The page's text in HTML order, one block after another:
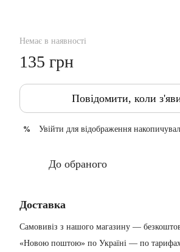
Немає в наявності
135 грн
Повідомити, коли
% Увійти для відображення
До обраного
Доставка
Самовивіз з нашого магазину —
«Новою поштою» по Україні — по тарифах